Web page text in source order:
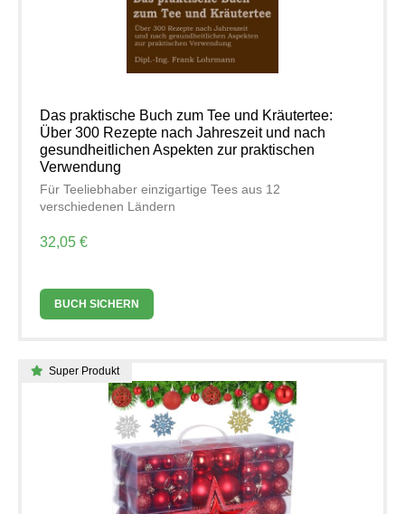
Das praktische Buch zum Tee und Kräutertee:
Über 300 Rezepte nach Jahreszeit und nach
gesundheitlichen Aspekten zur praktischen
Verwendung
Für Teeliebhaber einzigartige Tees aus 12
verschiedenen Ländern
32,05 €
BUCH SICHERN
Super Produkt